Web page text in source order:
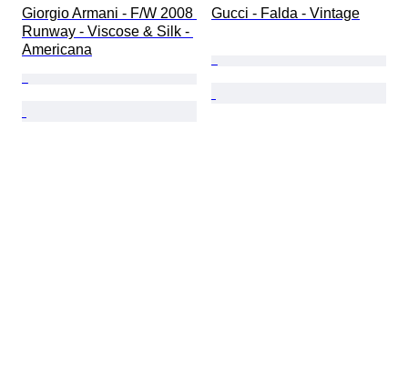
Giorgio Armani - F/W 2008
Runway - Viscose & Silk -
Americana
Gucci - Falda - Vintage